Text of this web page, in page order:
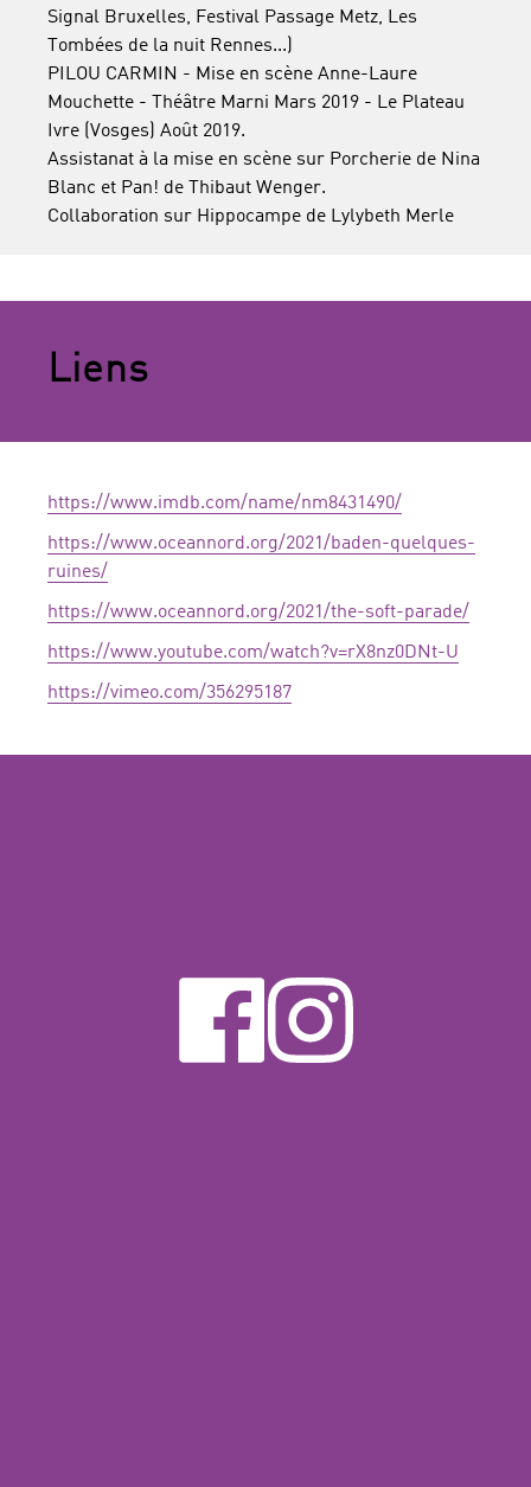
Signal Bruxelles, Festival Passage Metz, Les
Tombées de la nuit Rennes...)
PILOU CARMIN - Mise en scène Anne-Laure
Mouchette - Théâtre Marni Mars 2019 - Le Plateau
Ivre (Vosges) Août 2019.
Assistanat à la mise en scène sur Porcherie de Nina
Blanc et Pan! de Thibaut Wenger.
Collaboration sur Hippocampe de Lylybeth Merle
Liens
https://www.imdb.com/name/nm8431490/
https://www.oceannord.org/2021/baden-quelques-
ruines/
https://www.oceannord.org/2021/the-soft-parade/
https://www.youtube.com/watch?v=rX8nz0DNt-U
https://vimeo.com/356295187